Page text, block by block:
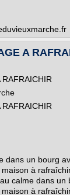
A
RAFRAICHIR
RAFRAICHIR
dans un bourg
à
calme dans un
à